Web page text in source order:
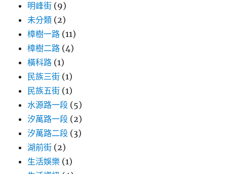
明峰街 (9)
未分類 (2)
樟樹一路 (11)
樟樹二路 (4)
橫科路 (1)
民族三街 (1)
民族五街 (1)
水源路一段 (5)
汐萬路一段 (2)
汐萬路二段 (3)
湖前街 (2)
生活娛樂 (1)